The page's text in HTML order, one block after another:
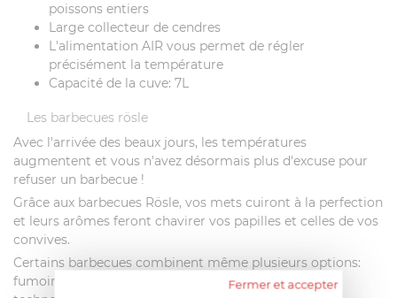
poissons entiers
Large collecteur de cendres
L'alimentation AIR vous permet de régler
précisément la température
Capacité de la cuve: 7L
Les barbecues rösle
Avec l'arrivée des beaux jours, les températures
augmentent et vous n'avez désormais plus d'excuse pour
refuser un barbecue !
Grâce aux barbecues Rösle, vos mets cuiront à la perfection
et leurs arômes feront chavirer vos papilles et celles de vos
convives.
Certains barbecues combinent même plusieurs options:
fumoir, four, cuiseur à vapeur et four à pizza. Les plus
Fermer et accepter